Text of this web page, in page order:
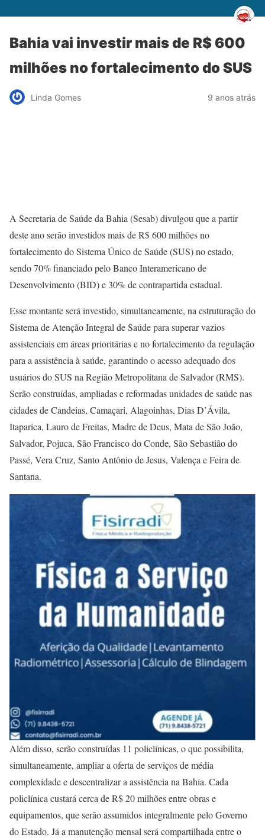
Bahia vai investir mais de R$ 600
milhões no fortalecimento do SUS
Linda Gomes 9 anos atrás
A Secretaria de Saúde da Bahia (Sesab) divulgou que a partir
deste ano serão investidos mais de R$ 600 milhões no
fortalecimento do Sistema Único de Saúde (SUS) no estado,
sendo 70% financiado pelo Banco Interamericano de
Desenvolvimento (BID) e 30% de contrapartida estadual.
Esse montante será investido, simultaneamente, na estruturação do
Sistema de Atenção Integral de Saúde para superar vazios
assistenciais em áreas prioritárias e no fortalecimento da regulação
para a assistência à saúde, garantindo o acesso adequado dos
usuários do SUS na Região Metropolitana de Salvador (RMS).
Serão construídas, ampliadas e reformadas unidades de saúde nas
cidades de Candeias, Camaçari, Alagoinhas, Dias D’Ávila,
Itaparica, Lauro de Freitas, Madre de Deus, Mata de São João,
Salvador, Pojuca, São Francisco do Conde, São Sebastião do
Passé, Vera Cruz, Santo Antônio de Jesus, Valença e Feira de
Santana.
Além disso, serão construídas 11 policlínicas, o que possibilita,
simultaneamente, ampliar a oferta de serviços de média
complexidade e descentralizar a assistência na Bahia. Cada
policlínica custará cerca de R$ 20 milhões entre obras e
equipamentos, que serão assumidos integralmente pelo Governo
do Estado. Já a manutenção mensal será compartilhada entre o